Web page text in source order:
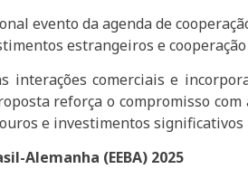
evento da agenda de
estrangeiros e
comerciais e
reforça o compromisso
e investimentos significativos
Alemanha (EEBA) 2025